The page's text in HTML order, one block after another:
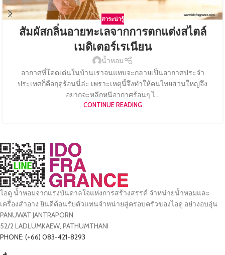
สาระน่ารู้
สัมผัสกลิ่นอายทะเลจากการตกแต่งสไตล์
เมดิเตอร์เรเนียน
น้ำหอม
อากาศที่โดดเด่นในบ้านเราจนแทบจะกลายเป็นอากาศประจำ
ประเทศก็คือฤดูร้อนนี่ล่ะ เพราะเหตุนี้จึงทำให้คนไทยส่วนใหญ่จึง
อยากจะหลีกหนีอากาศร้อนๆ ไ...
CONTINUE READING
ไอดู น้ำหอมจากแรงบันดาลใจแห่งการสร้างสรรค์ จำหน่ายน้ำหอมและ
เครื่องสำอาง ยินดีต้อนรับตัวแทนจำหน่ายสู่ครอบครัวของไอดู อย่างอบอุ่น
PANUWAT JANTRAPORN
52/2 LADLUMKAEW, PATHUMTHANI
PHONE: (+66) 083-421-8293